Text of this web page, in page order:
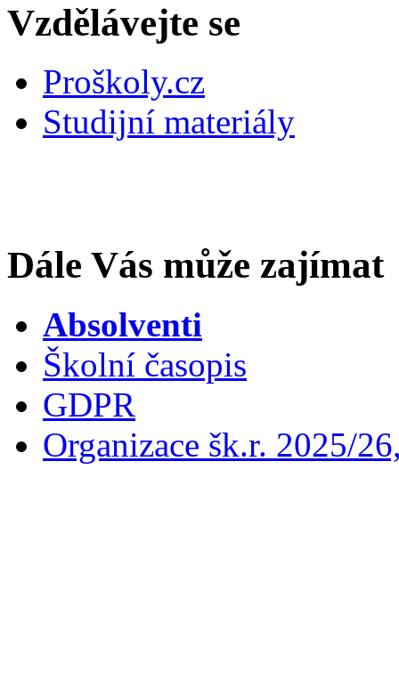
Vzdělávejte se
Proškoly.cz
Studijní materiály
Dále Vás může zajímat
Absolventi
Školní časopis
GDPR
Organizace šk.r. 2025/